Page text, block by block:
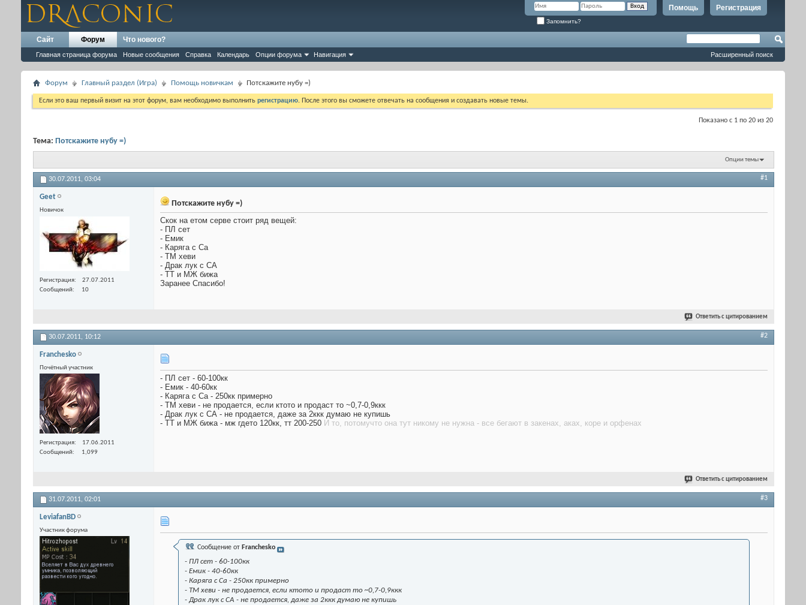
Регистрация
Помощь
Запомнить?
Сайт Форум
Главная страница форума Новые сообщения Справка Календарь Опции форума Навигация
Что нового?
Расширенный поиск
Форум Главный раздел (Игра) Помощь новичкам Потскажите нубу =)
Если это ваш первый визит на этот форум, вам необходимо выполнить регистрацию. После этого вы сможете отвечать на сообщения и создавать новые темы.
Показано с 1 по 20 из 20
Тема: Потскажите нубу =)
Опции темы
30.07.2011, 03:04 #1
Geet
Новичок
Регистрация
27.07.2011
Сообщений
10
Потскажите нубу =)
Скок на етом серве стоит ряд вещей:
- ПЛ сет
- Емик
- Каряга с Са
- ТМ хеви
- Драк лук с СА
- ТТ и МЖ бижа
Заранее Спасибо!
Ответить с цитированием
30.07.2011, 10:12 #2
Franchesko
Почётный участник
Регистрация
17.06.2011
Сообщений
1,099
- ПЛ сет - 60-100кк
- Емик - 40-60кк
- Каряга с Са - 250кк примерно
- ТМ хеви - не продается, если ктото и продаст то ~0,7-0,9ккк
- Драк лук с СА - не продается, даже за 2ккк думаю не купишь
- ТТ и МЖ бижа - мж гдето 120кк, тт 200-250 И то, потомучто она тут никому не нужна - все бегают в закенах, аках, коре и орфенах
Ответить с цитированием
31.07.2011, 02:01 #3
LeviafanBD
Участник форума
Сообщение от Franchesko
- ПЛ сет - 60-100кк
- Емик - 40-60кк
- Каряга с Са - 250кк примерно
- ТМ хеви - не продается, если ктото и продаст то ~0,7-0,9ккк
- Драк лук с СА - не продается, даже за 2ккк думаю не купишь